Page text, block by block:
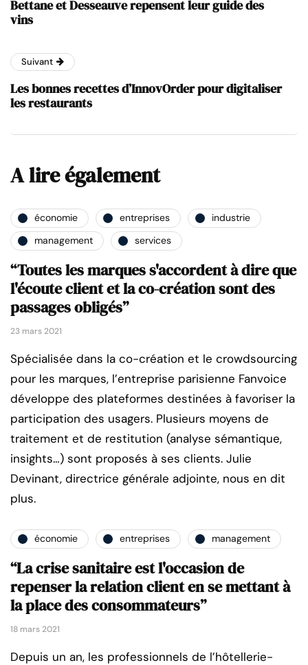
Bettane et Desseauve repensent leur guide des
vins
Suivant
Les bonnes recettes d’InnovOrder pour digitaliser
les restaurants
A lire également
économie entreprises
industrie
management
services
“Toutes les marques s'accordent à dire que
l'écoute client et la co-création sont des
passages obligés”
23 mars 2021
Spécialisée dans la co-création et le crowdsourcing
pour les marques, l’entreprise parisienne Fanvoice
développe des plateformes destinées à favoriser la
participation des usagers. Plusieurs moyens de
traitement et de restitution (analyse sémantique,
insights…) sont proposés à ses clients. Julie
Devinant, directrice générale adjointe, nous en dit
plus.
économie entreprises management
“La crise sanitaire est l'occasion de
repenser la relation client en se mettant à
la place des consommateurs”
18 mars 2021
Depuis un an, les professionnels de l’hôtellerie-